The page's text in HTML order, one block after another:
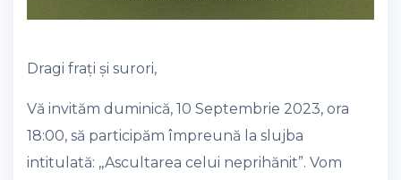
Dragi frați și surori,
Vă invităm duminică, 10 Septembrie 2023, ora
18:00, să participăm împreună la slujba
intitulată: ,,Ascultarea celui neprihănit”. Vom